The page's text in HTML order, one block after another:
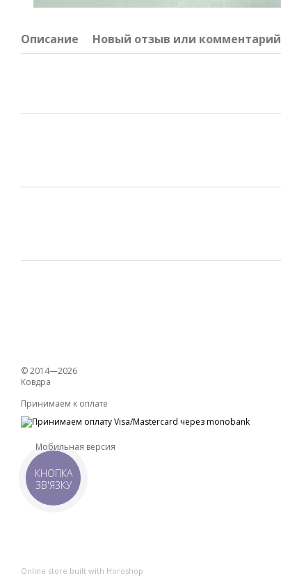
Описание Новый отзыв или комментарий
© 2014—2026
Ковдра
Принимаем к оплате
Мобильная версия
Online store built with Horoshop
КНОПКА
ЗВ'ЯЗКУ